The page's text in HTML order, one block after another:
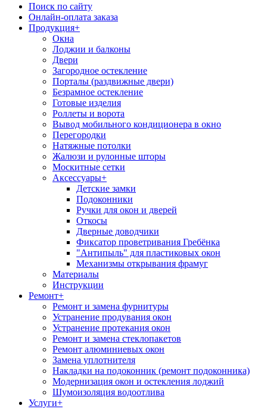
Поиск по сайту
Онлайн-оплата заказа
Продукция+
Окна
Лоджии и балконы
Двери
Загородное остекление
Порталы (раздвижные двери)
Безрамное остекление
Готовые изделия
Роллеты и ворота
Вывод мобильного кондиционера в окно
Перегородки
Натяжные потолки
Жалюзи и рулонные шторы
Москитные сетки
Аксессуары+
Детские замки
Подоконники
Ручки для окон и дверей
Откосы
Дверные доводчики
Фиксатор проветривания Гребёнка
"Антипыль" для пластиковых окон
Механизмы открывания фрамуг
Материалы
Инструкции
Ремонт+
Ремонт и замена фурнитуры
Устранение продувания окон
Устранение протекания окон
Ремонт и замена стеклопакетов
Ремонт алюминиевых окон
Замена уплотнителя
Накладки на подоконник (ремонт подоконника)
Модернизация окон и остекления лоджий
Шумоизоляция водоотлива
Услуги+